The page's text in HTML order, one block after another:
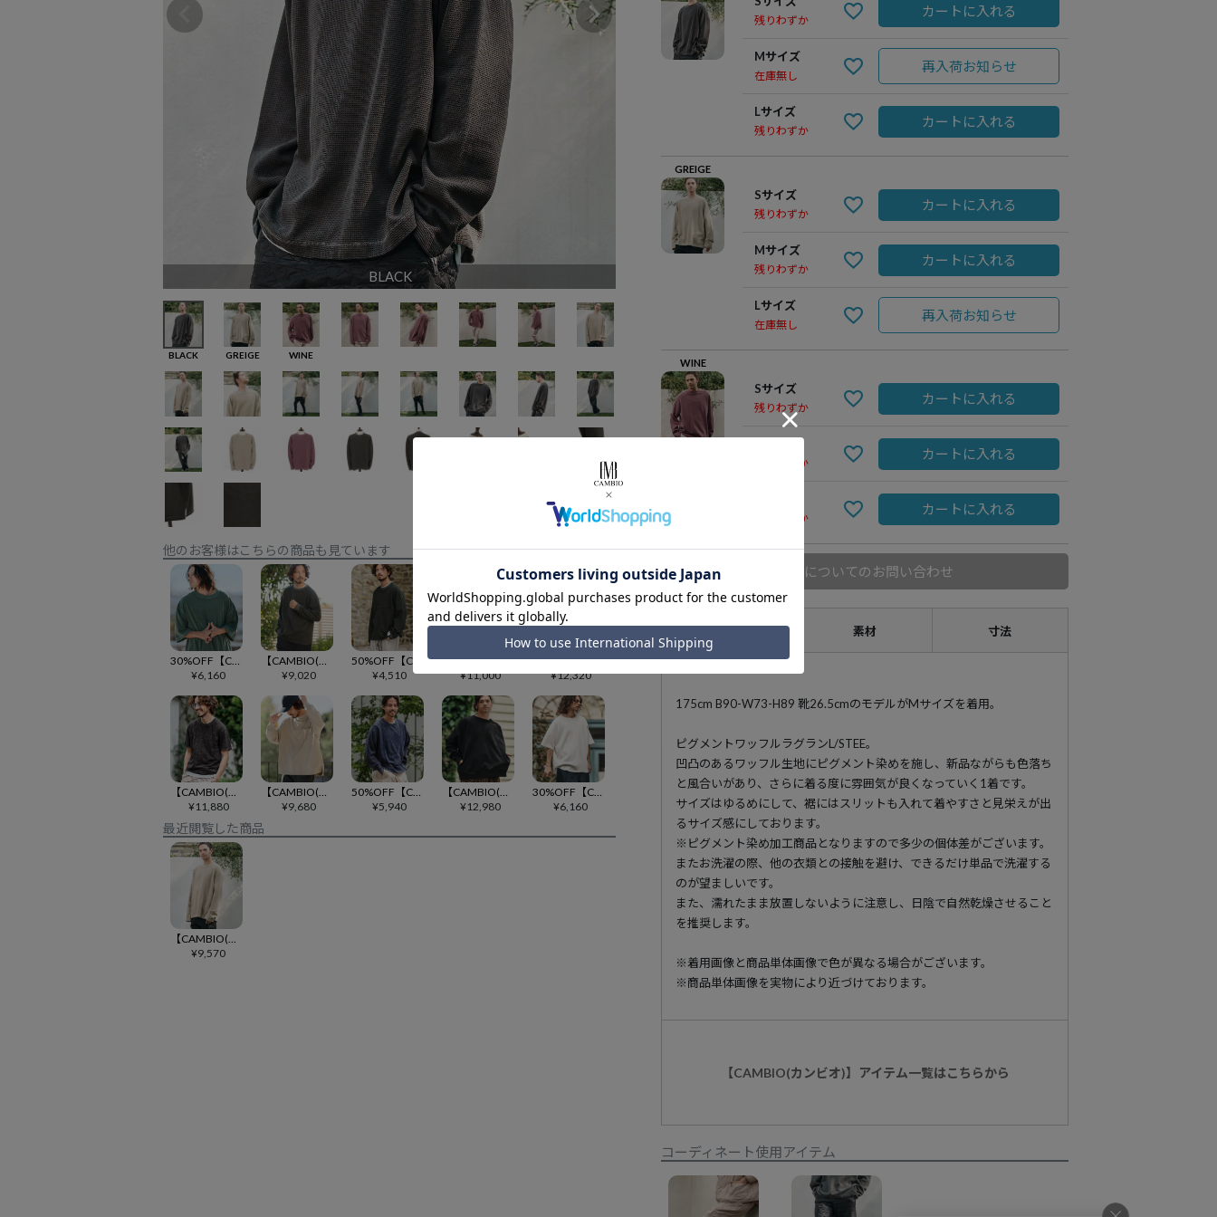
BLACK
BLACK GREIGE WINE
他のお客様はこちらの商品も見ています
¥6,160
¥9,020
¥4,510
【CAMBIO(カンビオ)】Waffle Pigment Raglan Short Sleeve Pocket Knit Pullover ラグランポケットクルーネックニット(CMP-261-002)
¥11,000
【CAMBIO(カンビオ)】Snow Wash Cotton Long Sleeve Shirts シャツ(CMP-252-008)
¥12,320
¥11,880
¥9,680
¥5,940
¥12,980
¥6,160
最近閲覧した商品
¥9,570
残りわずか
カートに入れる
Mサイズ
在庫無し
再入荷お知らせ
Lサイズ
残りわずか
カートに入れる
GREIGE
Sサイズ
残りわずか
カートに入れる
Mサイズ
残りわずか
カートに入れる
Lサイズ
在庫無し
再入荷お知らせ
WINE
Sサイズ
残りわずか
カートに入れる
残りわずか
カートに入れる
残りわずか
カートに入れる
商品についてのお問い合わせ
素材 寸法
175cm B90-W73-H89 靴26.5cmのモデルがMサイズを着用。
ピグメントワッフルラグランL/STEE。
凹凸のあるワッフル生地にピグメント染めを施し、新品ながらも色落ち
と風合いがあり、さらに着る度に雰囲気が良くなっていく1着です。
サイズはゆるめにして、裾にはスリットも入れて着やすさと見栄えが出
るサイズ感にしております。
※ピグメント染め加工商品となりますので多少の個体差がございます。
またお洗濯の際、他の衣類との接触を避け、できるだけ単品で洗濯する
のが望ましいです。
また、濡れたまま放置しないように注意し、日陰で自然乾燥させること
を推奨します。
※着用画像と商品単体画像で色が異なる場合がございます。
※商品単体画像を実物により近づけております。
【CAMBIO(カンビオ)】アイテム一覧はこちらから
コーディネート使用アイテム